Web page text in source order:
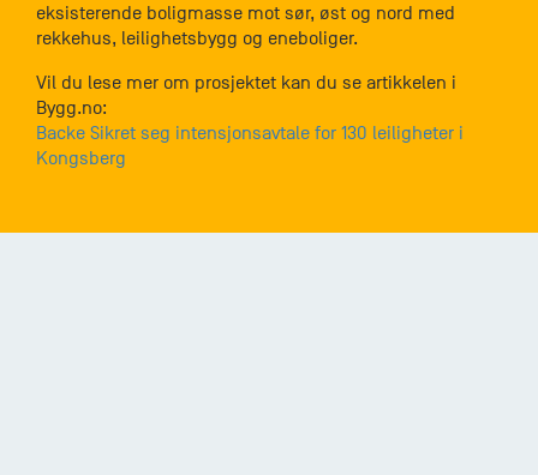
eksisterende boligmasse mot sør, øst og nord med
rekkehus, leilighetsbygg og eneboliger.
Vil du lese mer om prosjektet kan du se artikkelen i
Bygg.no:
Backe Sikret seg intensjonsavtale for 130 leiligheter i
Kongsberg